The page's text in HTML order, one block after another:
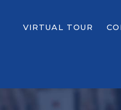
VIRTUAL TOUR